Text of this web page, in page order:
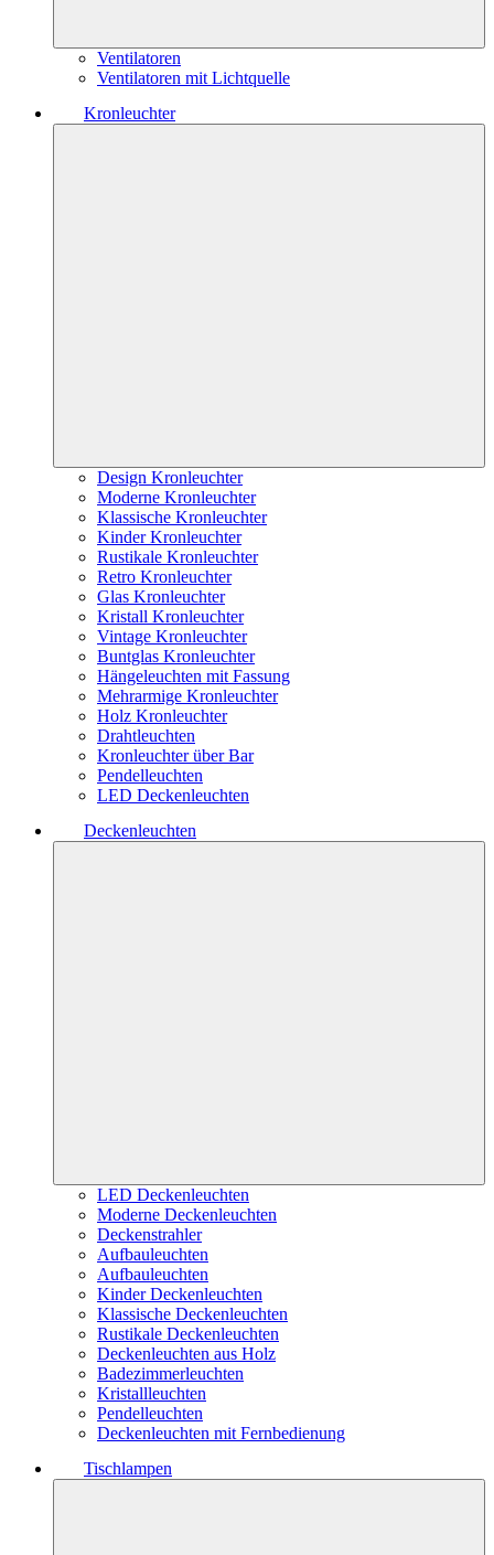
Ventilatoren
Ventilatoren mit Lichtquelle
Kronleuchter
Design Kronleuchter
Moderne Kronleuchter
Klassische Kronleuchter
Kinder Kronleuchter
Rustikale Kronleuchter
Retro Kronleuchter
Glas Kronleuchter
Kristall Kronleuchter
Vintage Kronleuchter
Buntglas Kronleuchter
Hängeleuchten mit Fassung
Mehrarmige Kronleuchter
Holz Kronleuchter
Drahtleuchten
Kronleuchter über Bar
Pendelleuchten
LED Deckenleuchten
Deckenleuchten
LED Deckenleuchten
Moderne Deckenleuchten
Deckenstrahler
Aufbauleuchten
Aufbauleuchten
Kinder Deckenleuchten
Klassische Deckenleuchten
Rustikale Deckenleuchten
Deckenleuchten aus Holz
Badezimmerleuchten
Kristallleuchten
Pendelleuchten
Deckenleuchten mit Fernbedienung
Tischlampen